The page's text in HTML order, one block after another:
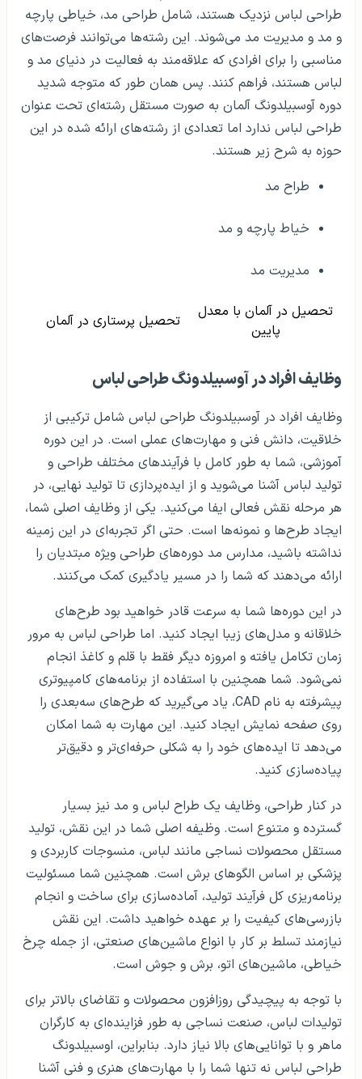
طراحی لباس نزدیک هستند، شامل طراحی مد، خیاطی پارچه
و مد و مدیریت مد می‌شوند. این رشته‌ها می‌توانند فرصت‌های
مناسبی را برای افرادی که علاقه‌مند به فعالیت در دنیای مد و
لباس هستند، فراهم کنند. پس همان طور که متوجه شدید
دوره آوسبیلدونگ آلمان به صورت مستقل رشته‌ای تحت عنوان
طراحی لباس ندارد اما تعدادی از رشته‌های ارائه شده در این
حوزه به شرح زیر هستند.
طراح مد
خیاط پارچه و مد
مدیریت مد
تحصیل در آلمان با معدل
پایین
تحصیل پرستاری در آلمان
وظایف افراد در آوسبیلدونگ طراحی لباس
وظایف افراد در آوسبیلدونگ طراحی لباس شامل ترکیبی از
خلاقیت، دانش فنی و مهارت‌های عملی است. در این دوره
آموزشی، شما به طور کامل با فرآیندهای مختلف طراحی و
تولید لباس آشنا می‌شوید و از ایده‌پردازی تا تولید نهایی، در
هر مرحله نقش فعالی ایفا می‌کنید. یکی از وظایف اصلی شما،
ایجاد طرح‌ها و نمونه‌ها است. حتی اگر تجربه‌ای در این زمینه
نداشته باشید، مدارس مد دوره‌های طراحی ویژه مبتدیان را
ارائه می‌دهند که شما را در مسیر یادگیری کمک می‌کنند.
در این دوره‌ها شما به سرعت قادر خواهید بود طرح‌های
خلاقانه و مدل‌های زیبا ایجاد کنید. اما طراحی لباس به مرور
زمان تکامل یافته و امروزه دیگر فقط با قلم و کاغذ انجام
نمی‌شود. شما همچنین با استفاده از برنامه‌های کامپیوتری
پیشرفته به نام CAD، یاد می‌گیرید که طرح‌های سه‌بعدی را
روی صفحه نمایش ایجاد کنید. این مهارت به شما امکان
می‌دهد تا ایده‌های خود را به شکلی حرفه‌ای‌تر و دقیق‌تر
پیاده‌سازی کنید.
در کنار طراحی، وظایف یک طراح لباس و مد نیز بسیار
گسترده و متنوع است. وظیفه اصلی شما در این نقش، تولید
مستقل محصولات نساجی مانند لباس، منسوجات کاربردی و
پزشکی بر اساس الگوهای برش است. همچنین شما مسئولیت
برنامه‌ریزی کل فرآیند تولید، آماده‌سازی برای ساخت و انجام
بازرسی‌های کیفیت را بر عهده خواهید داشت. این نقش
نیازمند تسلط بر کار با انواع ماشین‌های صنعتی، از جمله چرخ
خیاطی، ماشین‌های اتو، برش و جوش است.
با توجه به پیچیدگی روزافزون محصولات و تقاضای بالاتر برای
تولیدات لباس، صنعت نساجی به طور فزاینده‌ای به کارگران
ماهر و با توانایی‌های بالا نیاز دارد. بنابراین، اوسبیلدونگ
طراحی لباس نه تنها شما را با مهارت‌های هنری و فنی آشنا